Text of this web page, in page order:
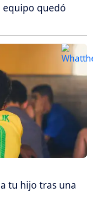
equipo quedó
tu hijo tras una